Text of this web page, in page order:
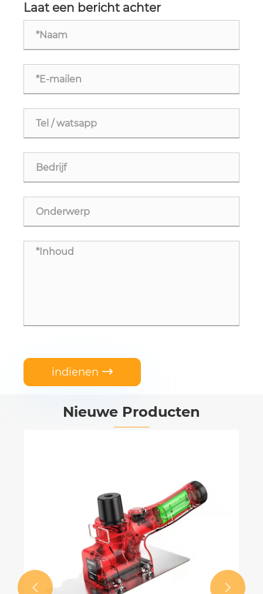
Laat een bericht achter
indienen 
Nieuwe Producten
 